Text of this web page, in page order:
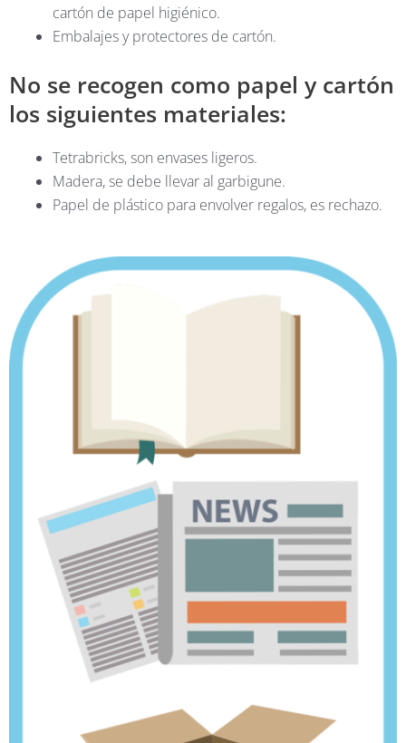
cartón de papel higiénico.
Embalajes y protectores de cartón.
No se recogen como papel y cartón
los siguientes materiales:
Tetrabricks, son envases ligeros.
Madera, se debe llevar al garbigune.
Papel de plástico para envolver regalos, es rechazo.